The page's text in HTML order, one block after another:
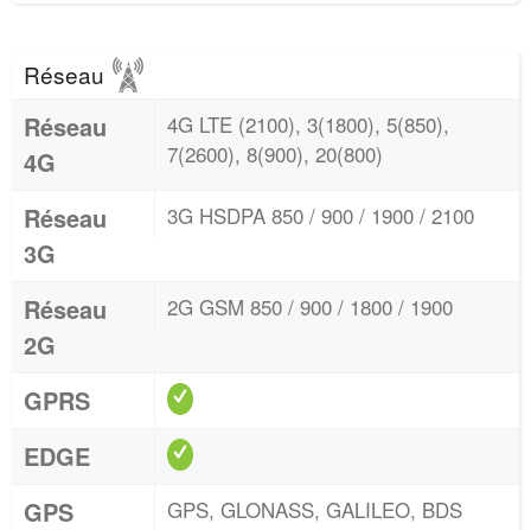
Réseau
Réseau
4G
4G LTE (2100), 3(1800), 5(850),
7(2600), 8(900), 20(800)
Réseau
3G
3G HSDPA 850 / 900 / 1900 / 2100
Réseau
2G
2G GSM 850 / 900 / 1800 / 1900
GPRS
EDGE
GPS
GPS, GLONASS, GALILEO, BDS